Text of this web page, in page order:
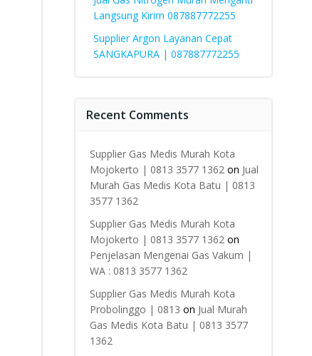
Langsung Kirim 087887772255
Supplier Argon Layanan Cepat
SANGKAPURA | 087887772255
Recent Comments
Supplier Gas Medis Murah Kota
Mojokerto | 0813 3577 1362on Jual
Murah Gas Medis Kota Batu | 0813
3577 1362
Supplier Gas Medis Murah Kota
Mojokerto | 0813 3577 1362on
Penjelasan Mengenai Gas Vakum |
WA : 0813 3577 1362
Supplier Gas Medis Murah Kota
Probolinggo | 0813 on Jual Murah
Gas Medis Kota Batu | 0813 3577
1362